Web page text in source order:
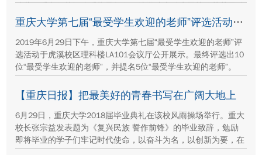
院董正爱老师获评优秀指导教师，法学院本科生贡梓铭荣获最佳
辩手。
重庆大学第七届“最受学生欢迎的老师”评选活动落幕
2019年6月29日下午，重庆大学第七届“最受学生欢迎的老师”评
选活动于虎溪校区理科楼LA101会议厅公开展示。最终评选出10
位“最受学生欢迎的老师”，并提名5位“最受学生欢迎的老师”。
【重庆日报】把最美好的青春书写在广阔大地上
6月29日，重庆大学2018届毕业典礼在该校风雨操场举行。重大
校长张宗益发表题为《复兴民族 誓作前锋》的毕业致辞，勉励
即将毕业的学子们牢记时代使命，以奋斗为名，以创新为要，在